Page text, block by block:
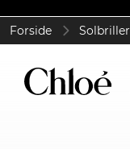
Forside Solbriller